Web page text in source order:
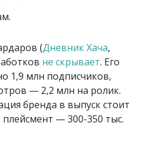
(Дневник Хача,
не скрывает. Его
1,9 млн подписчиков,
— 2,2 млн на ролик.
бренда в выпуск стоит
плейсмент — 300-350 тыс.